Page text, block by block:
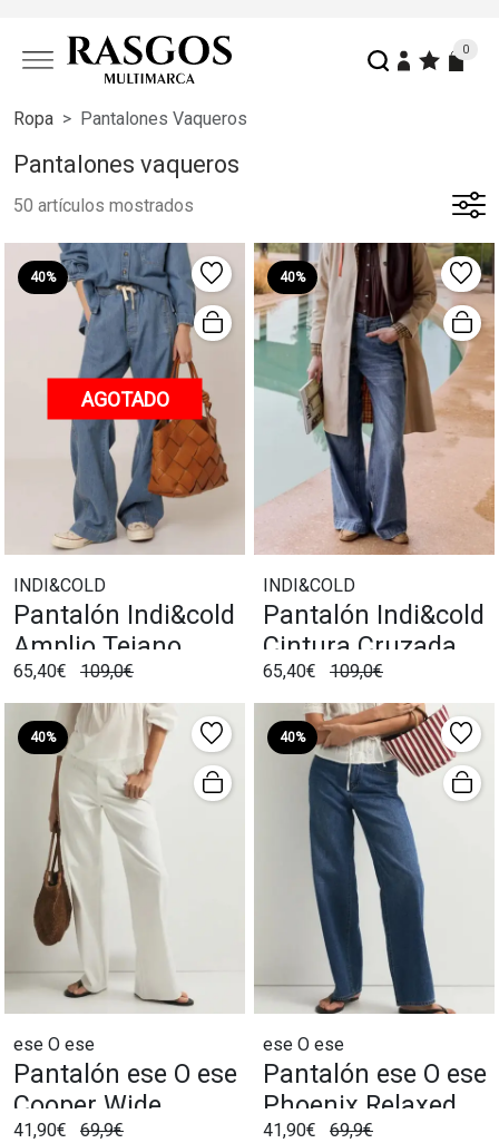
0
Ropa Pantalones Vaqueros
Pantalones vaqueros
50 artículos mostrados
40%
AGOTADO
INDI&COLD
Pantalón Indi&cold
Amplio Tejano
65,40€ 109,0€
40%
INDI&COLD
Pantalón Indi&cold
Cintura Cruzada
Tejano
65,40€ 109,0€
40%
ese O ese
Pantalón ese O ese
Cooper Wide
41,90€ 69,9€
40%
ese O ese
Pantalón ese O ese
Phoenix Relaxed
41,90€ 69,9€